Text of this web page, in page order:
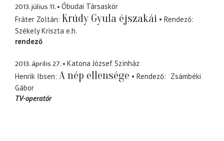
2013. július 11.
Óbudai Társaskör
Fráter Zoltán Krúdy Gyula éjszakái
Rendező
Székely Kriszta e.h.
rendező
2013. április 27.
Katona József Színház
Henrik Ibsen A nép ellensége Rendező
Zsámbéki
Gábor
TV-operatőr